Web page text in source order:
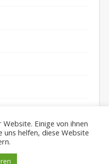
Einige von ihnen
uns helfen, diese Website